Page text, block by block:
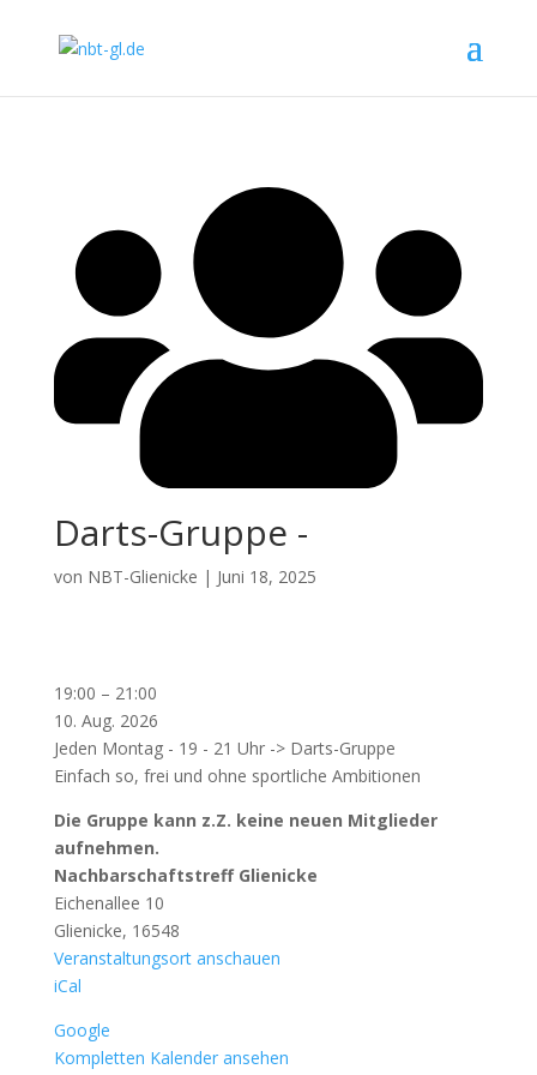
Darts-Gruppe -
von NBT-Glienicke | Juni 18, 2025
Darts-
Gruppe
-
19:00 – 21:00
10. Aug. 2026
Jeden Montag - 19 - 21 Uhr -> Darts-Gruppe
Einfach so, frei und ohne sportliche Ambitionen
Die Gruppe kann z.Z. keine neuen Mitglieder
aufnehmen.
Nachbarschaftstreff Glienicke
Eichenallee 10
Glienicke, 16548
Veranstaltungsort anschauen
iCal
Google
Kompletten Kalender ansehen